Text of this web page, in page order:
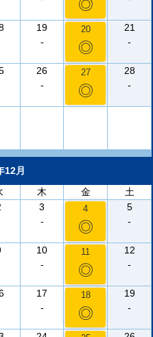
◎
19
-
20
◎
21
-
26
-
27
◎
28
-
12月
木 金 土
3
-
4
◎
5
-
10
-
11
◎
12
-
17
-
18
◎
19
-